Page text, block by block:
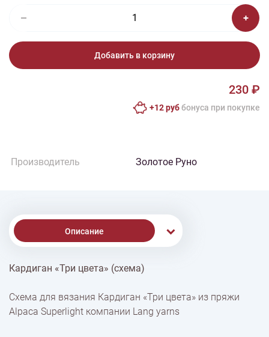
Добавить в корзину
230 ₽
+12 руббонусa при покупке
Производитель Золотое Руно
Описание
% Скидки
Доставка
Кардиган «Три цвета» (схема)
Схема для вязания Кардиган «Три цвета» из пряжи
Alpaca Superlight компании Lang yarns